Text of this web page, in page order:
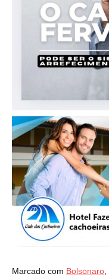
Marcado com Bolsonaro,